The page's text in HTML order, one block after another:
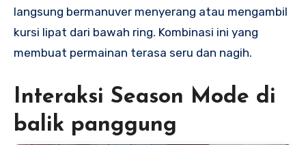
langsung bermanuver menyerang atau mengambil
kursi lipat dari bawah ring. Kombinasi ini yang
membuat permainan terasa seru dan nagih.
Interaksi Season Mode di
balik panggung